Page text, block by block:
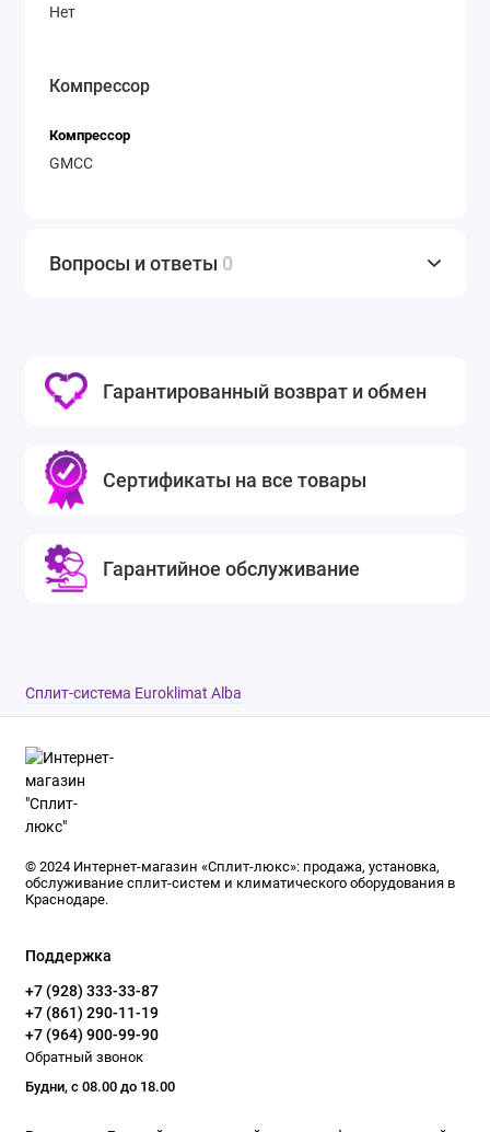
Нет
Компрессор
Компрессор
GMCC
Вопросы и ответы 0
Гарантированный возврат и обмен
Сертификаты на все товары
Гарантийное обслуживание
Сплит-система Euroklimat Alba
© 2024 Интернет-магазин «Сплит-люкс»: продажа, установка,
обслуживание сплит-систем и климатического оборудования в
Краснодаре.
Поддержка
+7 (928) 333-33-87
+7 (861) 290-11-19
+7 (964) 900-99-90
Обратный звонок
Будни, с 08.00 до 18.00